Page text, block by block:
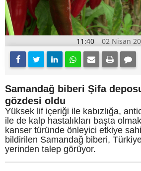
11:40 02 Nisan
Samandağ biberi Şifa
gözdesi oldu
Yüksek lif içeriği ile kabızlığa,
ile de kalp hastalıkları başta
kanser türünde önleyici etkiye
bildirilen Samandağ biberi,
yerinden talep görüyor.